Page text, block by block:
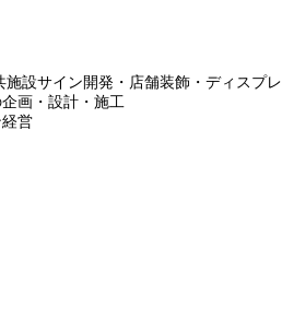
設サイン開発・店舗装飾・ディスプレ
画・設計・施工
営